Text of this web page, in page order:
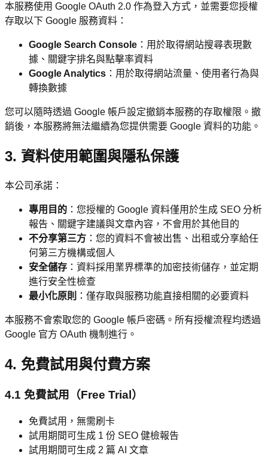
本服務使用 Google OAuth 2.0 作為登入方式，並需要您授權
存取以下 Google 服務資料：
Google Search Console ：用於取得網站搜尋表現數
據、關鍵字排名與點擊率資料
Google Analytics ：用於取得網站流量、使用者行為與
轉換數據
您可以隨時透過 Google 帳戶設定撤銷本服務的存取權限。撤
銷後，本服務將無法繼續為您提供需要 Google 資料的功能。
3. 資料使用範圍與隱私保護
本公司承諾：
專用目的 ：您授權的 Google 資料僅用於生成 SEO 分析
報告、關鍵字建議與文章內容，不會用於其他目的
不分享第三方 ：您的資料不會被出售、出租或分享給任
何第三方機構或個人
安全儲存 ：資料採用業界標準的加密技術儲存，並定期
進行安全性檢查
最小化原則
：僅存取與服務功能直接相關的必要資料
本服務不會索取您的 Google 帳戶密碼。所有授權流程均透過
Google 官方 OAuth 機制進行。
4. 免費試用與付費方案
4.1 免費試用（Free Trial）
免費試用，無需刷卡
試用期間可生成 1 份 SEO 健檢報告
試用期間可生成 2 篇 AI 文章